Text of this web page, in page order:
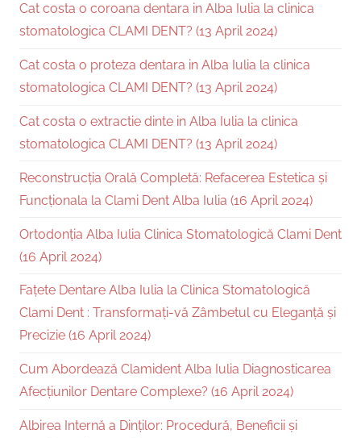
Cat costa o coroana dentara in Alba Iulia la clinica
stomatologica CLAMI DENT? (13 April 2024)
Cat costa o proteza dentara in Alba Iulia la clinica
stomatologica CLAMI DENT? (13 April 2024)
Cat costa o extractie dinte in Alba Iulia la clinica
stomatologica CLAMI DENT? (13 April 2024)
Reconstrucția Orală Completă: Refacerea Estetica și
Funcționala la Clami Dent Alba Iulia (16 April 2024)
Ortodonția Alba Iulia Clinica Stomatologică Clami Dent
(16 April 2024)
Fațete Dentare Alba Iulia la Clinica Stomatologică
Clami Dent : Transformați-vă Zâmbetul cu Eleganță și
Precizie (16 April 2024)
Cum Abordează Clamident Alba Iulia Diagnosticarea
Afecțiunilor Dentare Complexe? (16 April 2024)
Albirea Internă a Dinților: Procedură, Beneficii și